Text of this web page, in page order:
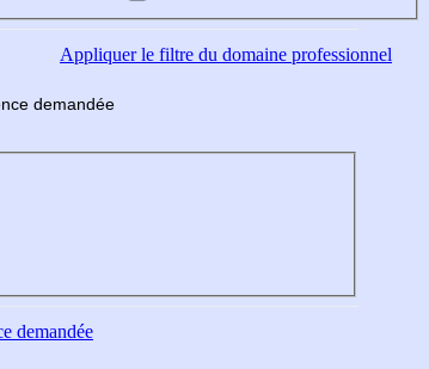
Appliquerle filtre du domaine professionnel
demandée
demandée